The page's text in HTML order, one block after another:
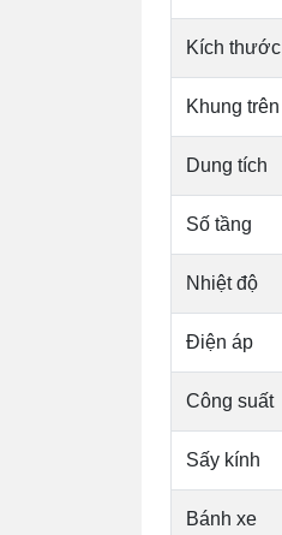
Kích thước
Khung trên
Dung tích
Số tầng
Nhiệt độ
Điện áp
Công suất
Sấy kính
Bánh xe